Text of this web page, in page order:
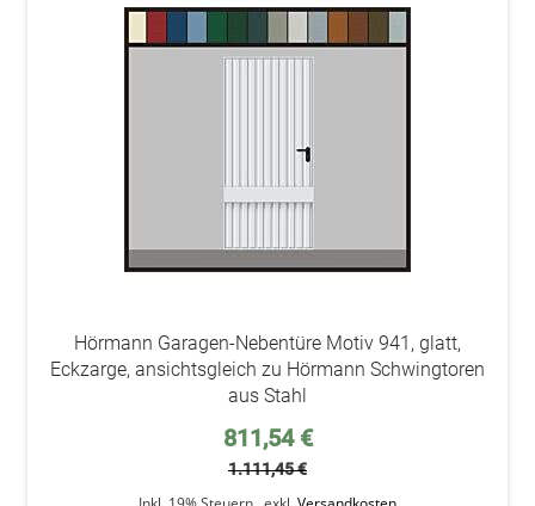
Hörmann Garagen-Nebentüre Motiv 941, glatt,
Eckzarge, ansichtsgleich zu Hörmann Schwingtoren
aus Stahl
Sonderpreis
811,54 €
1.111,45 €